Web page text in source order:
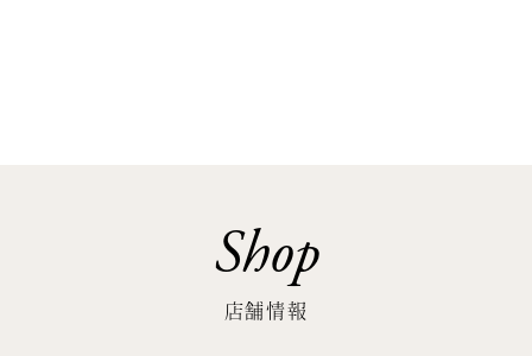
Shop
店舗情報